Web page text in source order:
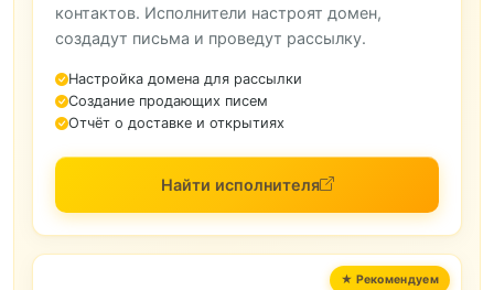
контактов. Исполнители настроят домен,
создадут письма и проведут рассылку.
Настройка домена для рассылки
Создание продающих писем
Отчёт о доставке и открытиях
Найти исполнителя